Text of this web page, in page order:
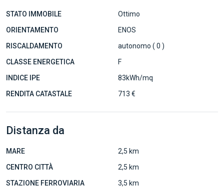
STATO IMMOBILE
Ottimo
ORIENTAMENTO
ENOS
RISCALDAMENTO
autonomo ( 0 )
CLASSE ENERGETICA
F
INDICE IPE
83kWh/mq
RENDITA CATASTALE
713 €
Distanza da
MARE
2,5 km
CENTRO CITTÀ
2,5 km
STAZIONE FERROVIARIA
3,5 km